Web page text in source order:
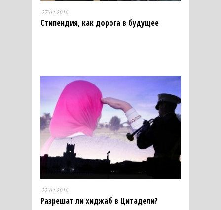
27.04.2016
Стипендия, как дорога в будущее
22.04.2016
Разрешат ли хиджаб в Цитадели?